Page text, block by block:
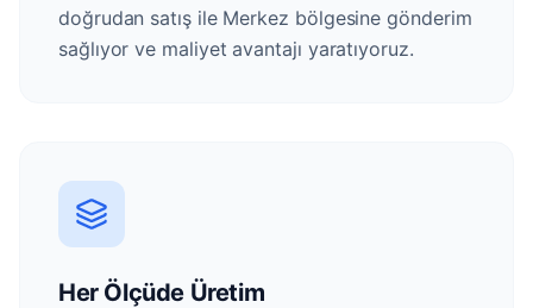
doğrudan satış ile Merkez bölgesine gönderim
sağlıyor ve maliyet avantajı yaratıyoruz.
Her Ölçüde Üretim